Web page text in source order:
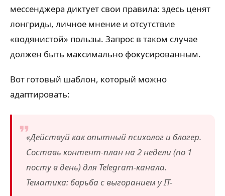
мессенджера диктует свои правила: здесь ценят
лонгриды, личное мнение и отсутствие
«водянистой» пользы. Запрос в таком случае
должен быть максимально фокусированным.
Вот готовый шаблон, который можно
адаптировать:
«Действуй как опытный психолог и блогер.
Составь контент-план на 2 недели (по 1
посту в день) для Telegram-канала.
Тематика: борьба с выгоранием у IT-